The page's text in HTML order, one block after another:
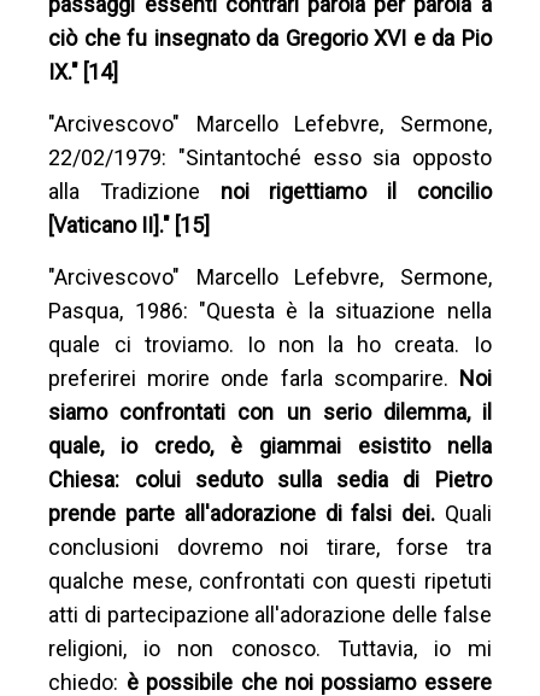
ciò che fu insegnato da Gregorio XVI e da Pio
IX." [14]
"Arcivescovo" Marcello Lefebvre, Sermone,
22/02/1979: "Sintantoché esso sia opposto
alla Tradizione noi rigettiamo il concilio
[Vaticano II]." [15]
"Arcivescovo" Marcello Lefebvre, Sermone,
Pasqua, 1986: "Questa è la situazione nella
quale ci troviamo. Io non la ho creata. Io
preferirei morire onde farla scomparire. Noi
siamo confrontati con un serio dilemma, il
quale, io credo, è giammai esistito nella
Chiesa: colui seduto sulla sedia di Pietro
prende parte all'adorazione di falsi dei. Quali
conclusioni dovremo noi tirare, forse tra
qualche mese, confrontati con questi ripetuti
atti di partecipazione all'adorazione delle false
religioni, io non conosco. Tuttavia, io mi
chiedo: è possibile che noi possiamo essere